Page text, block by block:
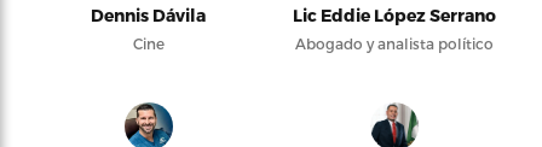
Dennis Dávila
Cine
Lic Eddie López Serrano
Abogado y analista político